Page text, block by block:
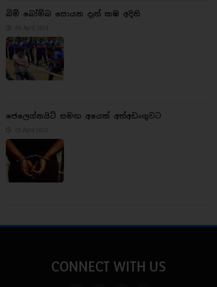
බිම් බෝම්බ සොයන දෑත් කඹ අදිති
06 April 2023
ජෙලෙග්නයිට් සමඟ අයෙක් අත්අඩංගුවට
05 April 2023
CONNECT WITH US